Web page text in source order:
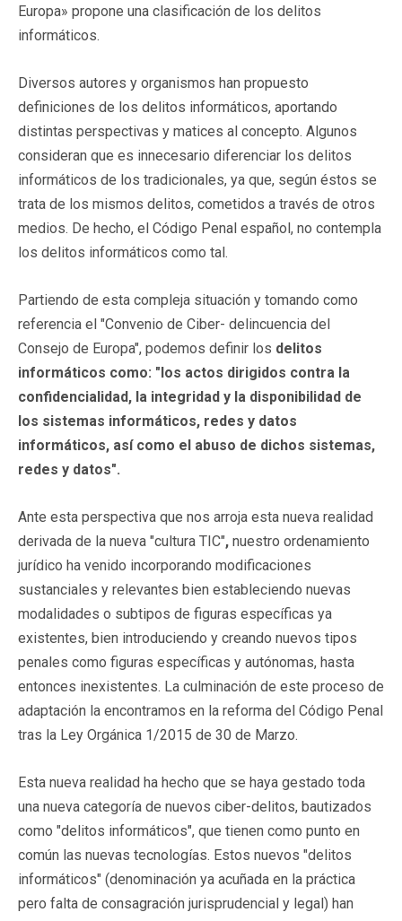
Europa» propone una clasificación de los delitos
informáticos.
Diversos autores y organismos han propuesto
definiciones de los delitos informáticos, aportando
distintas perspectivas y matices al concepto. Algunos
consideran que es innecesario diferenciar los delitos
informáticos de los tradicionales, ya que, según éstos se
trata de los mismos delitos, cometidos a través de otros
medios. De hecho, el Código Penal español, no contempla
los delitos informáticos como tal.
Partiendo de esta compleja situación y tomando como
referencia el "Convenio de Ciber- delincuencia del
Consejo de Europa", podemos definir los delitos
informáticos como: "los actos dirigidos contra la
confidencialidad, la integridad y la disponibilidad de
los sistemas informáticos, redes y datos
informáticos, así como el abuso de dichos sistemas,
redes y datos".
Ante esta perspectiva que nos arroja esta nueva realidad
derivada de la nueva "cultura TIC", nuestro ordenamiento
jurídico ha venido incorporando modificaciones
sustanciales y relevantes bien estableciendo nuevas
modalidades o subtipos de figuras específicas ya
existentes, bien introduciendo y creando nuevos tipos
penales como figuras específicas y autónomas, hasta
entonces inexistentes. La culminación de este proceso de
adaptación la encontramos en la reforma del Código Penal
tras la Ley Orgánica 1/2015 de 30 de Marzo.
Esta nueva realidad ha hecho que se haya gestado toda
una nueva categoría de nuevos ciber-delitos, bautizados
como "delitos informáticos", que tienen como punto en
común las nuevas tecnologías. Estos nuevos "delitos
informáticos" (denominación ya acuñada en la práctica
pero falta de consagración jurisprudencial y legal) han